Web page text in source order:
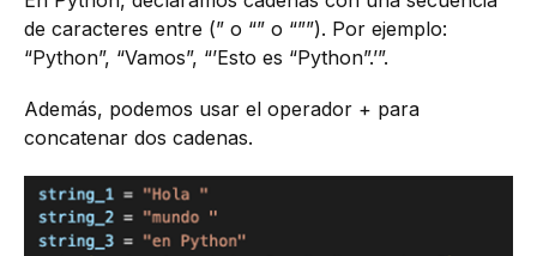
de caracteres entre (” o “” o “””). Por ejemplo:
“Python”, “Vamos”, “’Esto es “Python”.’”.
Además, podemos usar el operador + para
concatenar dos cadenas.